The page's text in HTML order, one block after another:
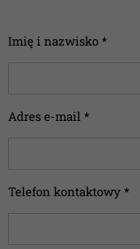
Imię i nazwisko *
Adres e-mail *
Telefon kontaktowy *